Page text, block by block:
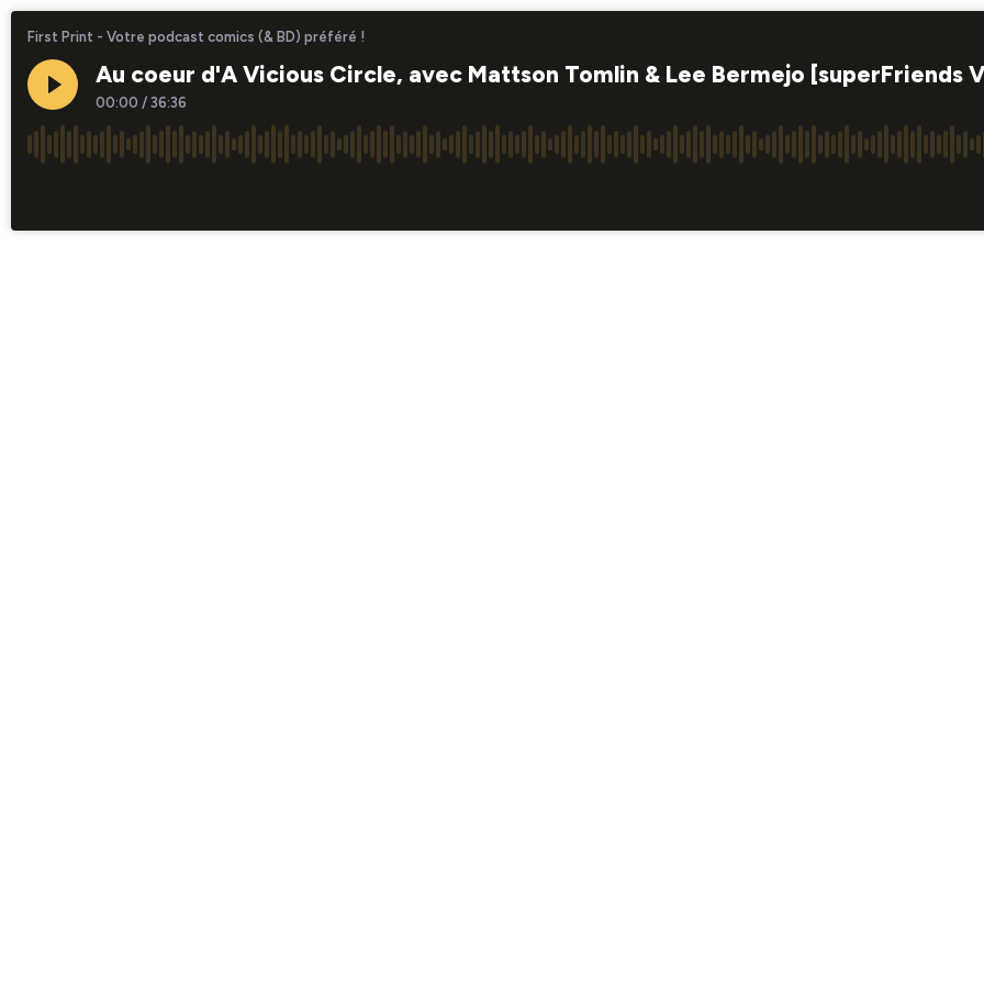
First Print - Votre podcast comics (& BD) préféré !
Au coeur d'A Vicious Circle, avec Mattson Tomlin & Lee Bermejo [superFriends
00:00 /36:36